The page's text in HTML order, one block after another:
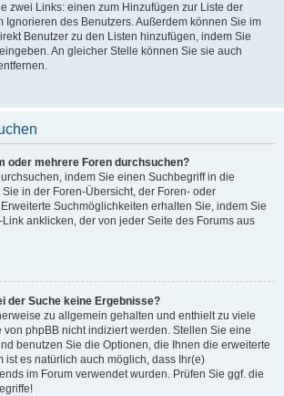
zwei Links: einen zum Hinzufügen zur Liste der
Ignorieren des Benutzers. Außerdem können Sie im
Benutzer zu den Listen hinzufügen, indem Sie
An gleicher Stelle können Sie sie auch
oder mehrere Foren durchsuchen?
indem Sie einen Suchbegriff in die
in der Foren-Übersicht, der Foren- oder
Suchmöglichkeiten erhalten Sie, indem Sie
Link anklicken, der von jeder Seite des Forums aus
der Suche keine Ergebnisse?
zu allgemein gehalten und enthielt zu viele
von phpBB nicht indiziert werden. Stellen Sie eine
benutzen Sie die Optionen, die Ihnen die erweiterte
ist es natürlich auch möglich, dass Ihr(e)
im Forum verwendet wurden. Prüfen Sie ggf. die